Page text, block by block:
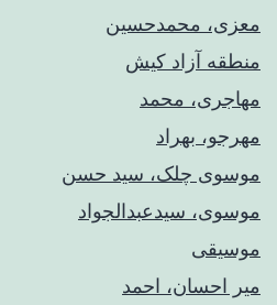
معزی، محمدحسین
منطقه آزاد کیش
مهاجری، محمد
مهرجو، بهراد
موسوی چلک، سید حسن
موسوی، سیدعبدالجواد
موسیقی
میر احسان، احمد